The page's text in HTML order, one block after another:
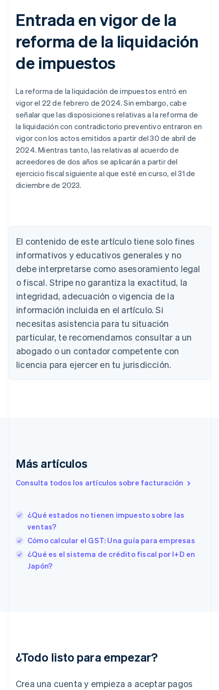
Entrada en vigor de la
reforma de la liquidación
de impuestos
La reforma de la liquidación de impuestos entró en
vigor el 22 de febrero de 2024. Sin embargo, cabe
señalar que las disposiciones relativas a la reforma de
la liquidación con contradictorio preventivo entraron en
vigor con los actos emitidos a partir del 30 de abril de
2024. Mientras tanto, las relativas al acuerdo de
acreedores de dos años se aplicarán a partir del
ejercicio fiscal siguiente al que esté en curso, el 31 de
diciembre de 2023.
El contenido de este artículo tiene solo fines
informativos y educativos generales y no
debe interpretarse como asesoramiento legal
o fiscal. Stripe no garantiza la exactitud, la
integridad, adecuación o vigencia de la
información incluida en el artículo. Si
necesitas asistencia para tu situación
particular, te recomendamos consultar a un
abogado o un contador competente con
licencia para ejercer en tu jurisdicción.
Más artículos
Consulta todos los artículos sobre facturación
¿Qué estados no tienen impuesto sobre las
ventas?
Cómo calcular el GST: Una guía para empresas
¿Qué es el sistema de crédito fiscal por I+D en
Japón?
¿Todo listo para empezar?
Crea una cuenta y empieza a aceptar pagos
Alemania
Deutsch
Australia
English
Austria
Bélgica
NederlandsFrançaisDeutschEnglish
Brasil
Português English
Bulgaria
English
Canadá
English Français
China continental
English
Eslovaquia
España
EspañolEnglish
Estados Unidos
Estonia
English
Hungría
English